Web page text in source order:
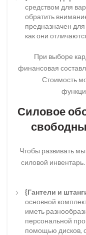
средством для
обратить
предназначен
как они
При выборе
финансовая
Стоимость
Силовое
Чтобы развивать
силовой
{Гантели и
основной
иметь
персональной
помощью дисков,